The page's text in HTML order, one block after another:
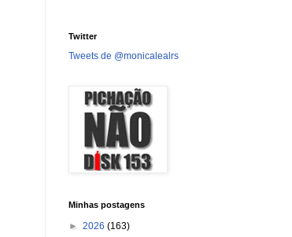
Twitter
Tweets de @monicalealrs
Minhas postagens
► 2026 (163)